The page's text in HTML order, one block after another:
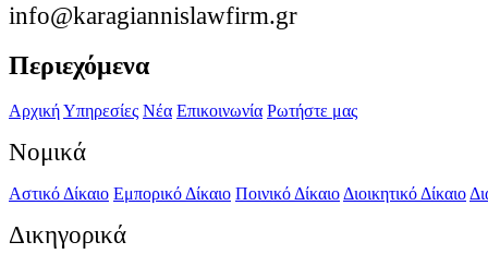
info@karagiannislawfirm.gr
Περιεχόμενα
ΑρχικήΥπηρεσίες Νέα Επικοινωνία Ρωτήστε μας
Νομικά
Αστικό Δίκαιο Εμπορικό Δίκαιο Ποινικό Δίκαιο Διοικητικό Δίκαιο
Δικηγορικά